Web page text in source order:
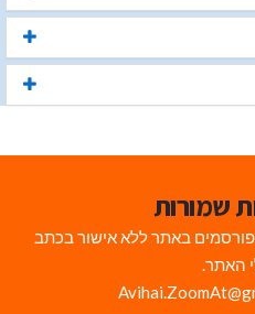
שמורות
באתר ללא אישור בכתב
האתר.